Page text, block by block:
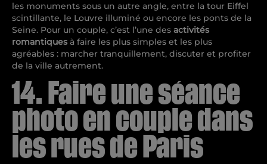
les monuments sous un autre angle, entre la tour Eiffel
scintillante, le Louvre illuminé ou encore les ponts de la
Seine. Pour un couple, c’est l’une des activités
romantiques à faire les plus simples et les plus
agréables : marcher tranquillement, discuter et profiter
de la ville autrement.
14. Faire une séance
photo en couple dans
les rues de Paris